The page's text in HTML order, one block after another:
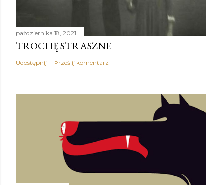
października 18, 2021
TROCHĘ STRASZNE
Udostępnij Prześlij komentarz